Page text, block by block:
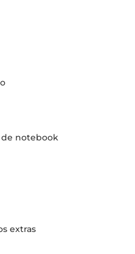
de notebook
extras